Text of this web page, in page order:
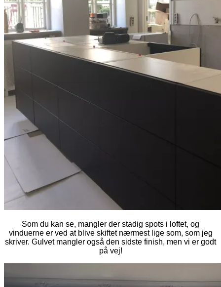
Som du kan se, mangler der stadig spots i loftet, og
vinduerne er ved at blive skiftet nærmest lige som, som jeg
skriver. Gulvet mangler også den sidste finish, men vi er godt
på vej!